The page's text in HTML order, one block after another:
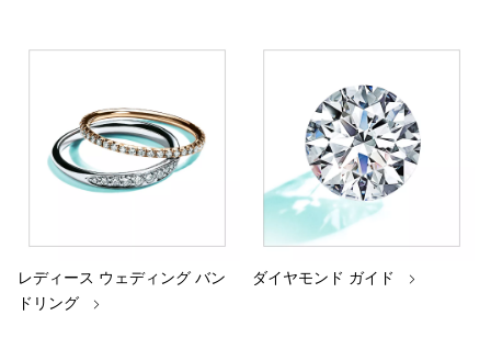
レディース ウェディング バン
ドリング
ダイヤモンド ガイド